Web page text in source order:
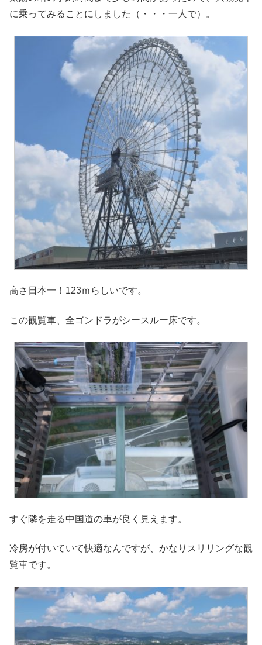
に乗ってみることにしました（・・・一人で）。
高さ日本一！123ｍらしいです。
この観覧車、全ゴンドラがシースルー床です。
すぐ隣を走る中国道の車が良く見えます。
冷房が付いていて快適なんですが、かなりスリリングな観
覧車です。